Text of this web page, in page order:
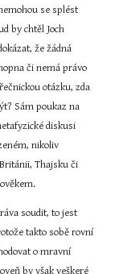
se splést
by chtěl Joch
či nemá právo
otázku, zda
Sám poukaz na
diskusi
nikoliv
Thajsku či
soudit, to jest
takto sobě rovní
o mravní
by však veškeré